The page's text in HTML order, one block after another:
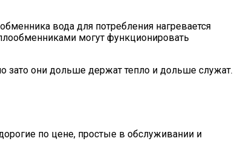
вода для потребления нагревается
могут функционировать
зато они дольше держат тепло и дольше служат.
по цене, простые в обслуживании и